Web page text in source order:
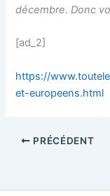
décembre. Donc
[ad_2]
https://
et-europeens.html
PRÉCÉDENT